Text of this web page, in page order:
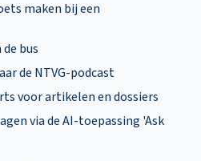
maken bij een
bus
de NTVG-podcast
voor artikelen en dossiers
via de AI-toepassing 'Ask